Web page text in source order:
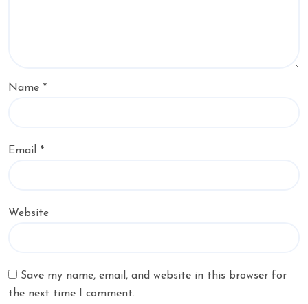
Name *
Email *
Website
Save my name, email, and website in this browser for
the next time I comment.